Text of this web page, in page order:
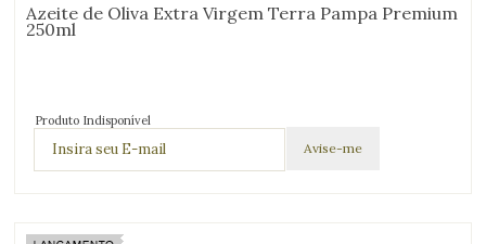
Azeite de Oliva Extra Virgem Terra Pampa Premium
250ml
Produto Indisponível